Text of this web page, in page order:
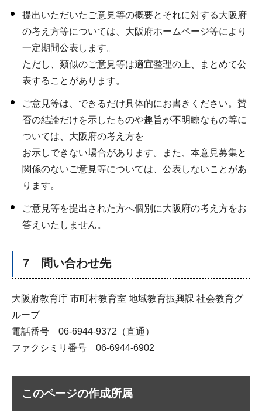
提出いただいたご意見等の概要とそれに対する大阪府
の考え方等については、大阪府ホームページ等により
一定期間公表します。
ただし、類似のご意見等は適宜整理の上、まとめて公
表することがあります。
ご意見等は、できるだけ具体的にお書きください。賛
否の結論だけを示したものや趣旨が不明瞭なもの等に
ついては、大阪府の考え方を
お示しできない場合があります。また、本意見募集と
関係のないご意見等については、公表しないことがあ
ります。
ご意見等を提出された方へ個別に大阪府の考え方をお
答えいたしません。
7 問い合わせ先
大阪府教育庁 市町村教育室 地域教育振興課 社会教育グ
ループ
電話番号 06-6944-9372（直通）
ファクシミリ番号 06-6944-6902
このページの作成所属